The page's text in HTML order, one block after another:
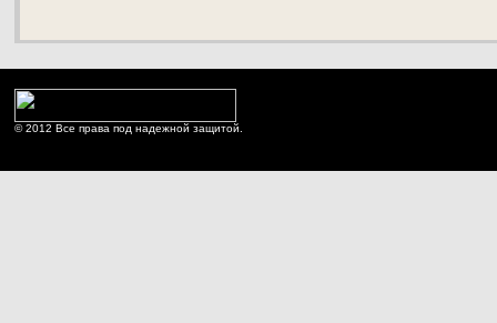
© 2012 Все права под надежной защитой.